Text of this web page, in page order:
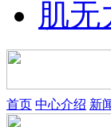
肌无
首页 中心介绍 新